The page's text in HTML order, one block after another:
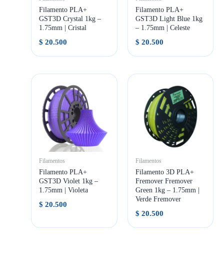
Filamento PLA+
GST3D Crystal 1kg –
1.75mm | Cristal
$ 20.500
Filamento PLA+
GST3D Light Blue 1kg
– 1.75mm | Celeste
$ 20.500
Filamentos
Filamento PLA+
GST3D Violet 1kg –
1.75mm | Violeta
$ 20.500
Filamentos
Filamento 3D PLA+
Fremover Fremover
Green 1kg – 1.75mm |
Verde Fremover
$ 20.500